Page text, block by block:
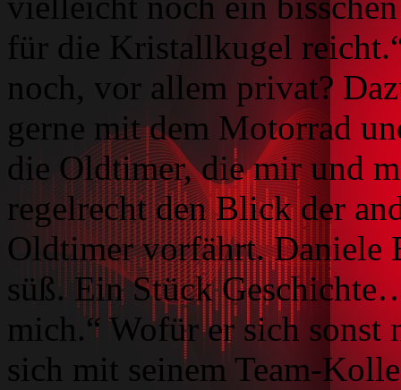
für die Kristallkugel
noch, vor allem privat?
gerne mit dem Motorrad
die Oldtimer, die mir und
regelrecht den Blick der
Oldtimer vorfährt. Daniele
süß. Ein Stück
mich.“ Wofür er sich sonst
sich mit seinem Team-